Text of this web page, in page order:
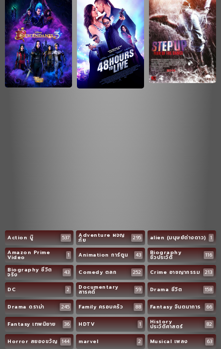
Action บู๊ 537 Adventure ผจญ
ภัย 295 alien (มนุษย์ต่างดาว) 1
Amazon Prime
Video 1 Animation การ์ตูน 43 Biography
ชีวประวัติ
116
Biography ชีวิต
จริง 43 Comedy ตลก 252 Crime อาชญากรรม 213
DC 2 Documentary
สารคดี 59 Drama ชีวิต 158
Drama ดราม่า 245 Family ครอบครัว 88 Fantasy จินตนาการ 66
Fantasy เทพนิยาย 36 HDTV 1 History
ประวัติศาสตร์ 82
Horror สยองขวัญ 144 marvel 2 Musical เพลง 63